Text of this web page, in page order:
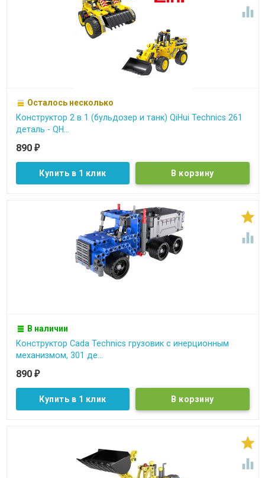

Осталось несколько
Конструктор 2 в 1 (бульдозер и танк) QiHui Technics 261
деталь - QH...
890 ₽
Купить в 1 клик


В наличии
Конструктор Cada Technics грузовик c инерционным
механизмом, 301 де...
890 ₽
Купить в 1 клик

